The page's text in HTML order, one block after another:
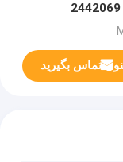
2442062 2442064 2442065 2442067 2442069
تماس بگیرید